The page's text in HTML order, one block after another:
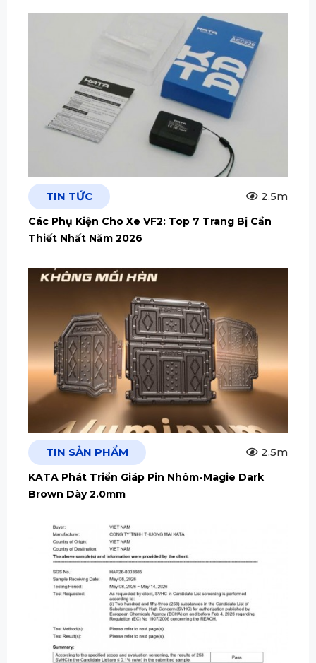
TIN TỨC 2.5m
Các Phụ Kiện Cho Xe VF2: Top 7 Trang Bị Cần
Thiết Nhất Năm 2026
TIN SẢN PHẨM 2.5m
KATA Phát Triển Giáp Pin Nhôm-Magie Dark
Brown Dày 2.0mm